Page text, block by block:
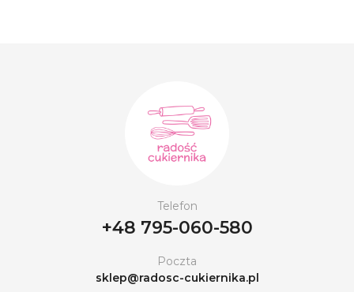
Telefon
+48 795-060-580
Poczta
sklep@radosc-cukiernika.pl